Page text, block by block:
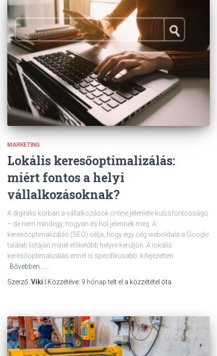
MARKETING
Lokális keresőoptimalizálás:
miért fontos a helyi
vállalkozásoknak?
A digitális korban a vállalkozások online jelenléte kulcsfontosságú
– de nem mindegy, hogyan és hol jelennek meg. A
keresőoptimalizálás (SEO) célja, hogy egy cég weboldala a Google
találati listáján minél előkelőbb helyre kerüljön. A lokális
keresőoptimalizálás ennél is specifikusabb: kifejezetten
Bővebben……
Szerző: Viki | Közzétéve: 9 hónaptelt el a közzététel óta